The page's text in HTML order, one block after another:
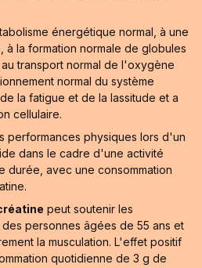
énergétique normal, à une
à la formation normale de globules
transport normal de l'oxygène
normal du système
la fatigue et de la lassitude et a
cellulaire.
performances physiques lors d'un
dans le cadre d'une activité
durée, avec une consommation
peut soutenir les
personnes âgées de 55 ans et
la musculation. L'effet positif
quotidienne de 3 g de